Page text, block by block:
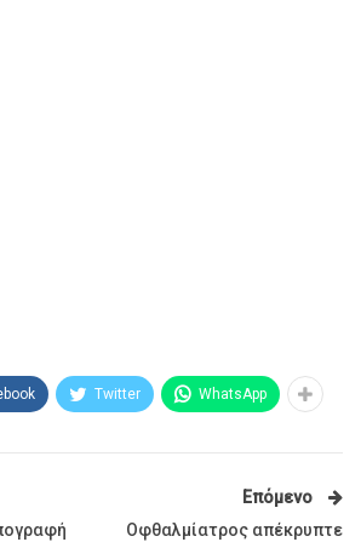
Twitter WhatsApp
Επόμενο
Οφθαλμίατρος απέκρυπτε